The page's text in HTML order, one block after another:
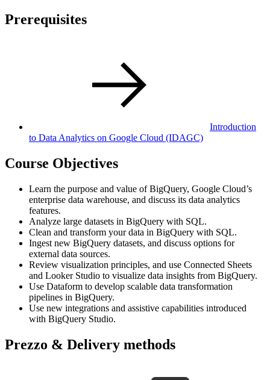
Prerequisites
Introduction
to Data Analytics on Google Cloud (IDAGC)
Course Objectives
Learn the purpose and value of BigQuery, Google Cloud’s
enterprise data warehouse, and discuss its data analytics
features.
Analyze large datasets in BigQuery with SQL.
Clean and transform your data in BigQuery with SQL.
Ingest new BigQuery datasets, and discuss options for
external data sources.
Review visualization principles, and use Connected Sheets
and Looker Studio to visualize data insights from BigQuery.
Use Dataform to develop scalable data transformation
pipelines in BigQuery.
Use new integrations and assistive capabilities introduced
with BigQuery Studio.
Prezzo & Delivery methods